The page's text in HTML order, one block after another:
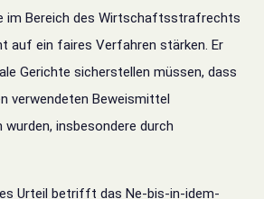
im Bereich des Wirtschaftsstrafrechts
auf ein faires Verfahren stärken. Er
Gerichte sicherstellen müssen, dass
verwendeten Beweismittel
insbesondere durch
Urteil betrifft das Ne-bis-in-idem-